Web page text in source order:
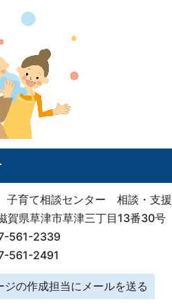
子育て相談センター 相談・支
賀県草津市草津三丁目13番30号
561-2339
561-2491
ジの作成担当にメールを送る